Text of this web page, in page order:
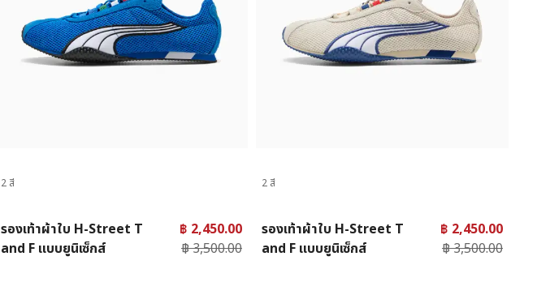
2 สี
รองเท้าผ้าใบ H-Street T
and F แบบยูนิเซ็กส์
฿ 2,450.00
฿ 3,500.00
2 สี
รองเท้าผ้าใบ H-Street T
and F แบบยูนิเซ็กส์
฿ 2,450.00
฿ 3,500.00